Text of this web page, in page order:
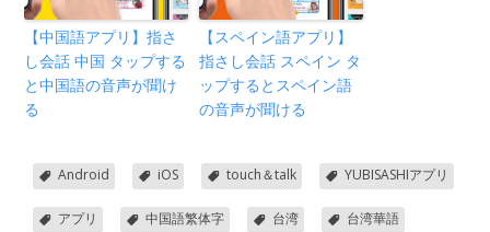
【中国語アプリ】指さ
し会話 中国 タップする
と中国語の音声が聞け
る
【スペイン語アプリ】
指さし会話 スペイン タ
ップするとスペイン語
の音声が聞ける
Android iOS touch＆talk YUBISASHIアプリ
アプリ 中国語繁体字 台湾 台湾華語